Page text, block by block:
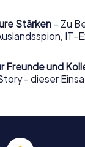
Stärken – Zu
IT-
Freunde und
- dieser